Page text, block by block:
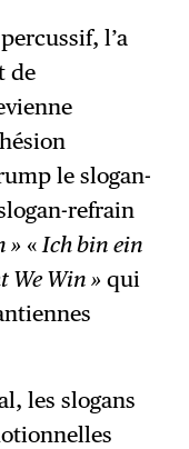
l’a
de
le slogan-
refrain
» « Ich bin ein
We Win » qui
les slogans